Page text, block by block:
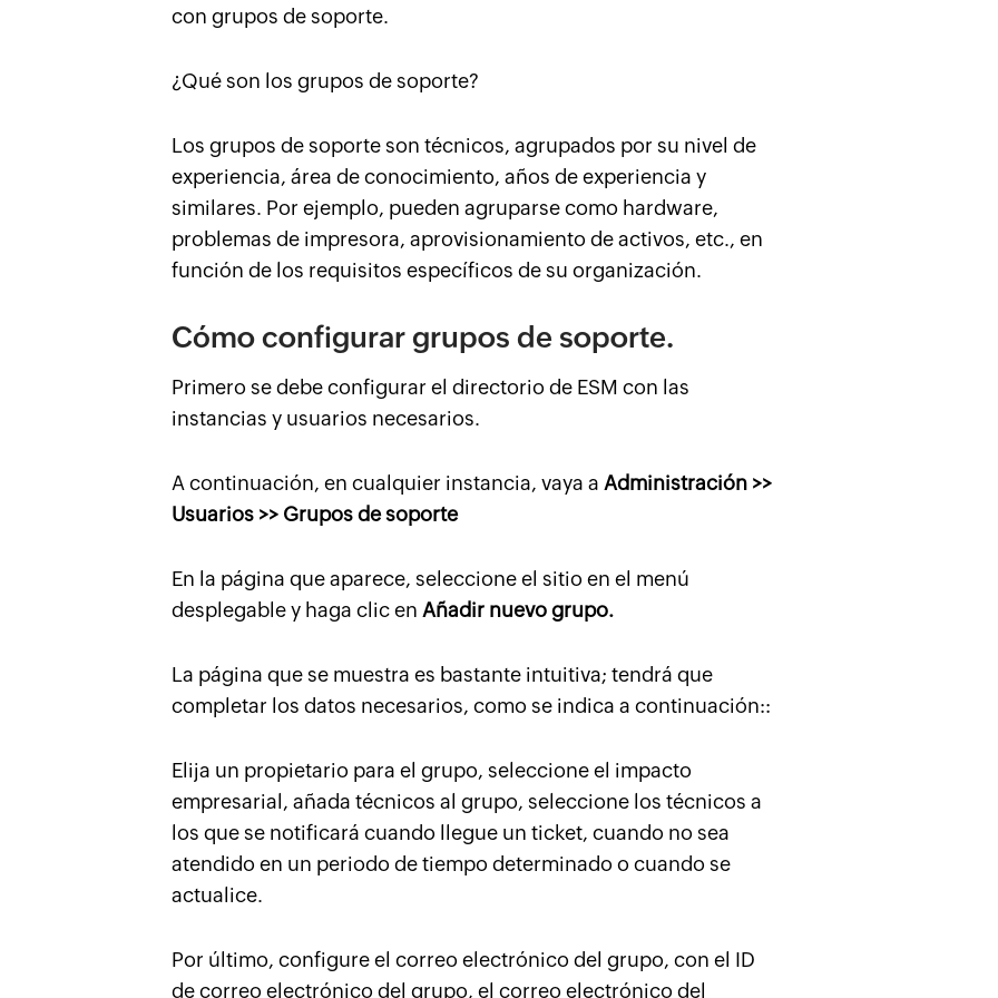
con grupos de soporte.
¿Qué son los grupos de soporte?
Los grupos de soporte son técnicos, agrupados por su nivel de
experiencia, área de conocimiento, años de experiencia y
similares. Por ejemplo, pueden agruparse como hardware,
problemas de impresora, aprovisionamiento de activos, etc., en
función de los requisitos específicos de su organización.
Cómo configurar grupos de soporte.
Primero se debe configurar el directorio de ESM con las
instancias y usuarios necesarios.
A continuación, en cualquier instancia, vaya a Administración >>
Usuarios >> Grupos de soporte
En la página que aparece, seleccione el sitio en el menú
desplegable y haga clic en Añadir nuevo grupo.
La página que se muestra es bastante intuitiva; tendrá que
completar los datos necesarios, como se indica a continuación::
Elija un propietario para el grupo, seleccione el impacto
empresarial, añada técnicos al grupo, seleccione los técnicos a
los que se notificará cuando llegue un ticket, cuando no sea
atendido en un periodo de tiempo determinado o cuando se
actualice.
Por último, configure el correo electrónico del grupo, con el ID
de correo electrónico del grupo, el correo electrónico del